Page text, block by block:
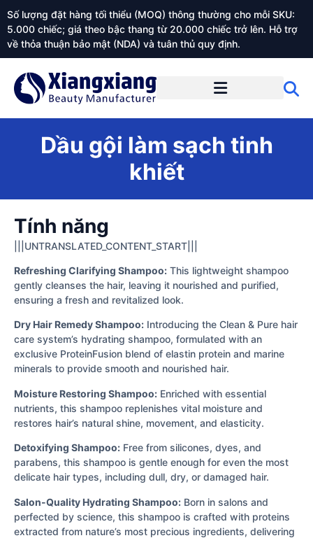
Số lượng đặt hàng tối thiểu (MOQ) thông thường cho mỗi SKU:
5.000 chiếc; giá theo bậc thang từ 20.000 chiếc trở lên. Hỗ trợ
về thỏa thuận bảo mật (NDA) và tuân thủ quy định.
Dầu gội làm sạch tinh
khiết
Tính năng
|||UNTRANSLATED_CONTENT_START|||
Refreshing Clarifying Shampoo: This lightweight shampoo
gently cleanses the hair, leaving it nourished and purified,
ensuring a fresh and revitalized look.
Dry Hair Remedy Shampoo: Introducing the Clean & Pure hair
care system’s hydrating shampoo, formulated with an
exclusive ProteinFusion blend of elastin protein and marine
minerals to provide smooth and nourished hair.
Moisture Restoring Shampoo: Enriched with essential
nutrients, this shampoo replenishes vital moisture and
restores hair’s natural shine, movement, and elasticity.
Detoxifying Shampoo: Free from silicones, dyes, and
parabens, this shampoo is gentle enough for even the most
delicate hair types, including dull, dry, or damaged hair.
Salon-Quality Hydrating Shampoo: Born in salons and
perfected by science, this shampoo is crafted with proteins
extracted from nature’s most precious ingredients, delivering